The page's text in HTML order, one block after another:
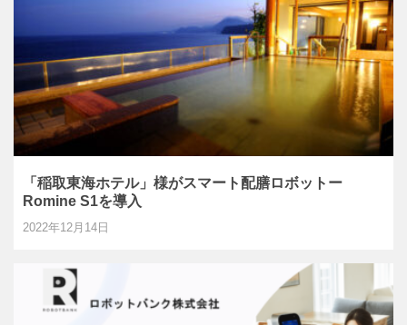
「稲取東海ホテル」様がスマート配膳ロボットー
Romine S1を導入
2022年12月14日